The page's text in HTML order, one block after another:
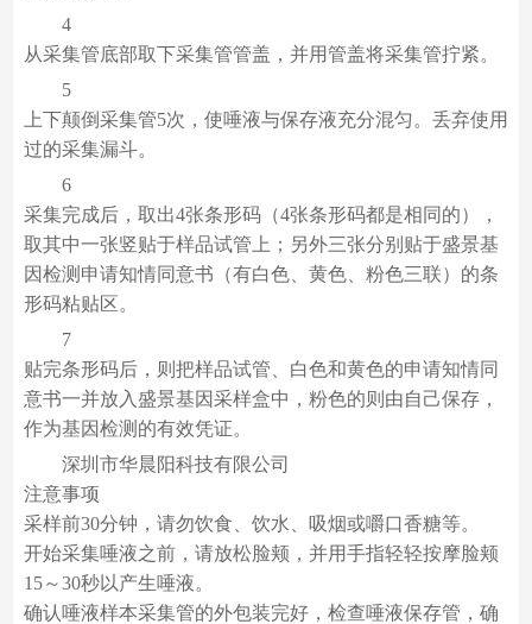
4
从采集管底部取下采集管管盖，并用管盖将采集管拧紧。
5
上下颠倒采集管5次，使唾液与保存液充分混匀。丢弃使用
过的采集漏斗。
6
采集完成后，取出4张条形码（4张条形码都是相同的），
取其中一张竖贴于样品试管上；另外三张分别贴于盛景基
因检测申请知情同意书（有白色、黄色、粉色三联）的条
形码粘贴区。
7
贴完条形码后，则把样品试管、白色和黄色的申请知情同
意书一并放入盛景基因采样盒中，粉色的则由自己保存，
作为基因检测的有效凭证。
深圳市华晨阳科技有限公司
注意事项
采样前30分钟，请勿饮食、饮水、吸烟或嚼口香糖等。
开始采集唾液之前，请放松脸颊，并用手指轻轻按摩脸颊
15～30秒以产生唾液。
确认唾液样本采集管的外包装完好，检查唾液保存管，确